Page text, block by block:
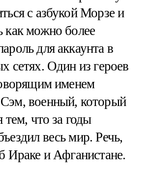
с азбукой Морзе и
как можно более
для аккаунта в
сетях. Один из героев
именем
военный, который
тем, что за годы
весь мир. Речь,
Ираке и Афганистане.